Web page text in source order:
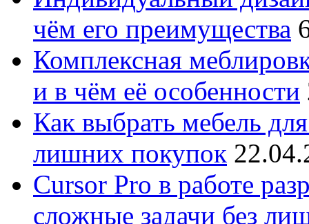
чём его преимущества
Комплексная
и в чём её особенности
Как выбрать мебель
лишних покупок
Cursor Pro в работе
сложные задачи без